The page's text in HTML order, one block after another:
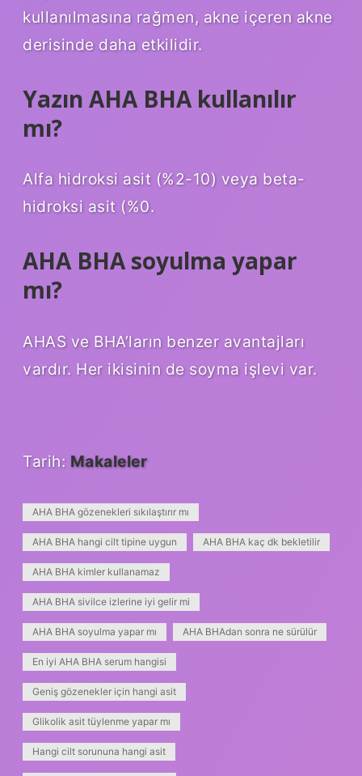
kullanılmasına rağmen, akne içeren akne
derisinde daha etkilidir.
Yazın AHA BHA kullanılır
mı?
Alfa hidroksi asit (%2-10) veya beta-
hidroksi asit (%0.
AHA BHA soyulma yapar
mı?
AHAS ve BHA’ların benzer avantajları
vardır. Her ikisinin de soyma işlevi var.
Tarih: Makaleler
AHA BHA gözenekleri sıkılaştırır mı
AHA BHA hangi cilt tipine uygun AHA BHA kaç dk bekletilir
AHA BHA kimler kullanamaz
AHA BHA sivilce izlerine iyi gelir mi
AHA BHA soyulma yapar mı AHA BHAdan sonra ne sürülür
En iyi AHA BHA serum hangisi
Geniş gözenekler için hangi asit
Glikolik asit tüylenme yapar mı
Hangi cilt sorununa hangi asit